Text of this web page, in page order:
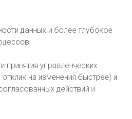
данных и более глубокое
принятия управленческих
на изменения быстрее) и
действий и